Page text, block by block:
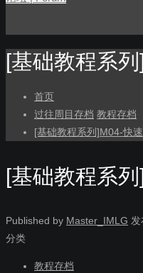
[基础教程系
首页
过往周目存档 教程存档
[基础教程系列]M04-快
[基础教程系
Published by Master_IMLG 发
分类
教程存档